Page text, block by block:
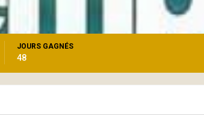
JOURS GAGNÉS
48